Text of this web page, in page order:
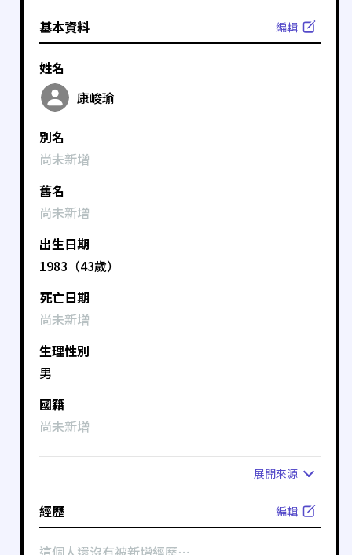
基本資料 編輯
姓名
康峻瑜
別名
尚未新增
舊名
尚未新增
出生日期
1983（43歲）
死亡日期
尚未新增
生理性別
男
國籍
尚未新增
展開來源
經歷 編輯